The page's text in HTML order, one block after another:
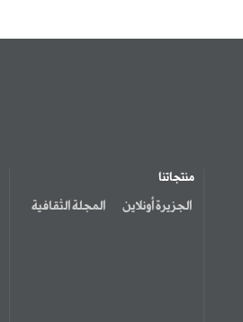
منتجاتنا
الجزيرة أونلاين المجلة الثقافية